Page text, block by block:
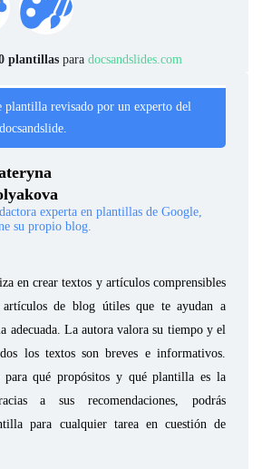
plantillas para docsandslides.com
plantilla revisado por un experto del
experta en plantillas de Google,
su propio blog.
en crear textos y artículos comprensibles
artículos de blog útiles que te ayudan a
adecuada. La autora valora su tiempo y el
los textos son breves e informativos.
para qué propósitos y qué plantilla es la
a sus recomendaciones, podrás
para cualquier tarea en cuestión de